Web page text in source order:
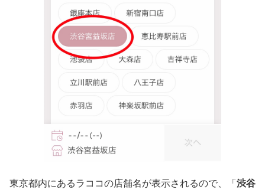
東京都内にあるラココの店舗名が表示されるので、「渋谷